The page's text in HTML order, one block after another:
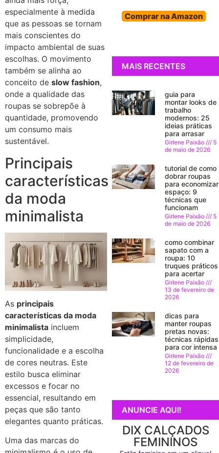
especialmente à medida
que as pessoas se tornam
mais conscientes do
impacto ambiental de suas
escolhas. O movimento
também se alinha ao
conceito de slow fashion,
onde a qualidade das
roupas se sobrepõe à
quantidade, promovendo
um consumo mais
sustentável.
Principais
características
da moda
minimalista
As principais
características da moda
minimalista incluem
simplicidade,
funcionalidade e a escolha
de cores neutras. Este
estilo busca eliminar
excessos e focar no
essencial, resultando em
peças que são tanto
elegantes quanto práticas.
Uma das marcas do
Comprar na Amazon
MAIS RECENTES
guia para
montar looks de
trabalho
modernos: 25
ideias práticas
para arrasar
Girlene Paixão
5
de maio de 2026
tutorial de como
dobrar roupas
para economizar
espaço: 9
técnicas que
funcionam
Girlene Paixão
5
de maio de 2026
como combinar
sapato com a
roupa: 10
truques práticos
para acertar
Girlene Paixão
13 de fevereiro de
2026
dicas para
manter roupas
pretas novas:
técnicas rápidas
para cor intensa
Girlene Paixão
12 de fevereiro de
2026
ANUNCIE AQUI!
DIX CALÇADOS
FEMININOS